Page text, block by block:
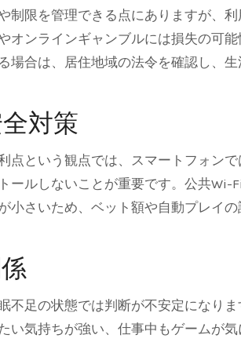
制限を管理できる点にありますが、
オンラインギャンブルには損失の可
場合は、居住地域の法令を確認し、
対策
点という観点では、スマートフォン
ールしないことが重要です。公共Wi-
小さいため、ベット額や自動プレイ
不足の状態では判断が不安定になり
い気持ちが強い、仕事中もゲームが